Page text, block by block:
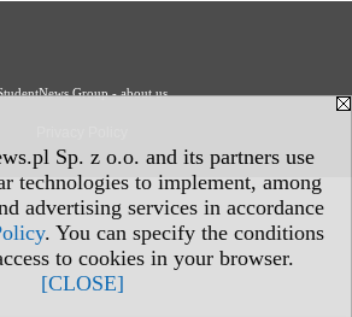
Sp. z o.o. and its partners use
technologies to implement, among
advertising services in accordance
. You can specify the conditions
to cookies in your browser.
[CLOSE]
Group - about us